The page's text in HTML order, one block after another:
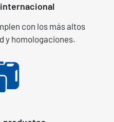
con los más altos
y homologaciones.